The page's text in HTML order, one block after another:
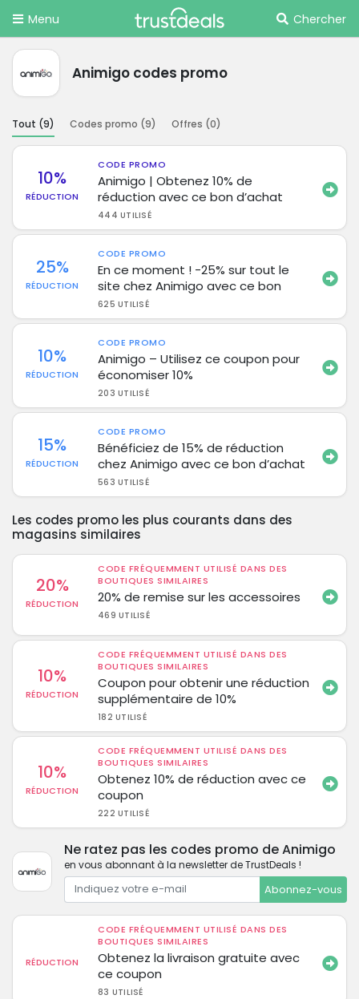
Menu Chercher
Animigo codes promo
Tout (9) Codes promo (9) Offres (0)
10%
RÉDUCTION
CODE PROMO
Animigo | Obtenez 10% de
réduction avec ce bon d’achat
444 UTILISÉ
25%
RÉDUCTION
CODE PROMO
En ce moment ! -25% sur tout le
site chez Animigo avec ce bon
625 UTILISÉ
10%
RÉDUCTION
CODE PROMO
Animigo – Utilisez ce coupon pour
économiser 10%
203 UTILISÉ
15%
RÉDUCTION
CODE PROMO
Bénéficiez de 15% de réduction
chez Animigo avec ce bon d’achat
563 UTILISÉ
Les codes promo les plus courants dans des
magasins similaires
20%
RÉDUCTION
CODE FRÉQUEMMENT UTILISÉ DANS DES
BOUTIQUES SIMILAIRES
20% de remise sur les accessoires
469 UTILISÉ
10%
RÉDUCTION
CODE FRÉQUEMMENT UTILISÉ DANS DES
BOUTIQUES SIMILAIRES
Coupon pour obtenir une réduction
supplémentaire de 10%
182 UTILISÉ
10%
RÉDUCTION
CODE FRÉQUEMMENT UTILISÉ DANS DES
BOUTIQUES SIMILAIRES
Obtenez 10% de réduction avec ce
coupon
222 UTILISÉ
Ne ratez pas les codes promo de Animigo
en vous abonnant à la newsletter de TrustDeals !
Abonnez-vous
RÉDUCTION
CODE FRÉQUEMMENT UTILISÉ DANS DES
BOUTIQUES SIMILAIRES
Obtenez la livraison gratuite avec
ce coupon
83 UTILISÉ